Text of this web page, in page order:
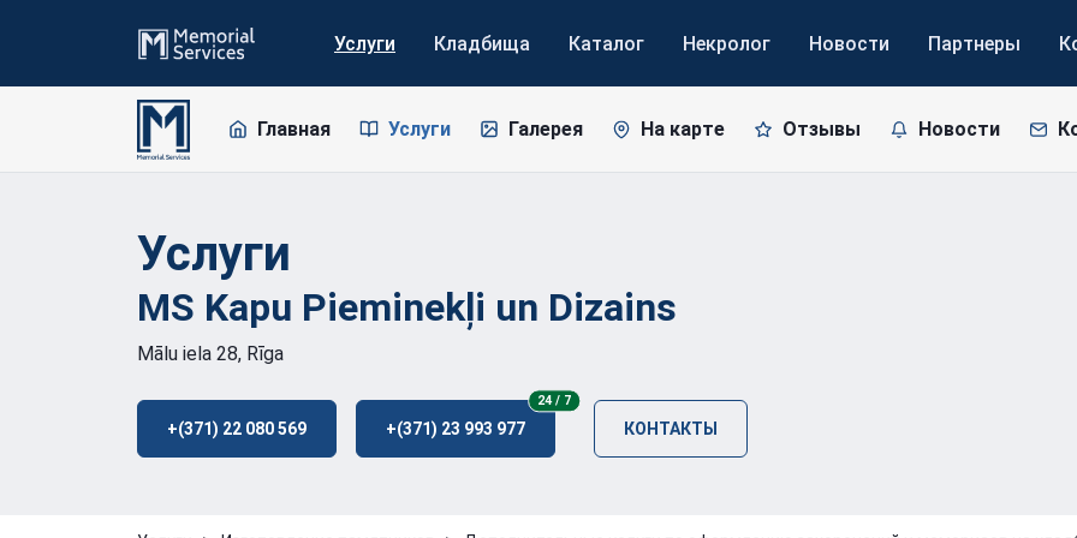
Услуги Кладбища Каталог Некролог Новости Партнеры
Главная Услуги Галерея На карте Отзывы Новости
Услуги
MS Kapu Pieminekļi un Dizains
Mālu iela 28, Rīga
+(371) 22 080 569 +(371) 23 993 977
24 / 724/7
КОНТАКТЫ